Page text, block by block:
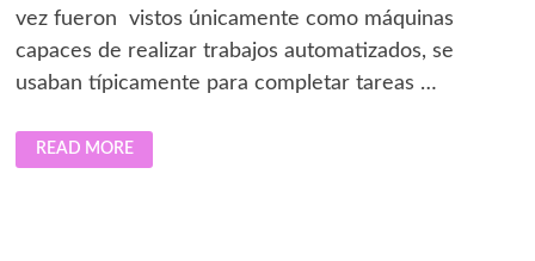
vez fueron vistos únicamente como máquinas
capaces de realizar trabajos automatizados, se
usaban típicamente para completar tareas …
EL
ASCENSO
DE
READ MORE